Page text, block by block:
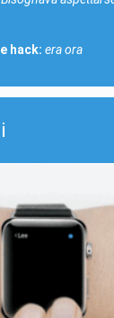
hack: era ora